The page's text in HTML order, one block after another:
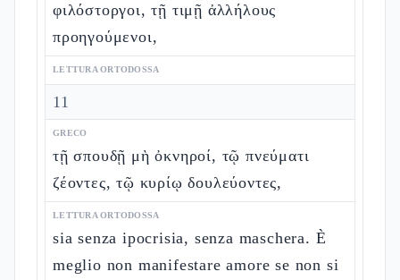
φιλόστοργοι, τῇ τιμῇ ἀλλήλους
προηγούμενοι,
LETTURA ORTODOSSA
11
GRECO
τῇ σπουδῇ μὴ ὀκνηροί, τῷ πνεύματι
ζέοντες, τῷ κυρίῳ δουλεύοντες,
LETTURA ORTODOSSA
sia senza ipocrisia, senza maschera. È
meglio non manifestare amore se non si